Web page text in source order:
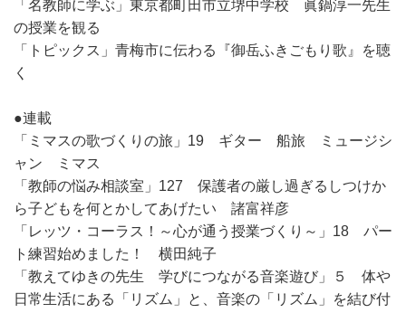
「名教師に学ぶ」東京都町田市立堺中学校 眞鍋淳一先生
の授業を観る
「トピックス」青梅市に伝わる『御岳ふきごもり歌』を聴
く
●連載
「ミマスの歌づくりの旅」19 ギター 船旅 ミュージシ
ャン ミマス
「教師の悩み相談室」127 保護者の厳し過ぎるしつけか
ら子どもを何とかしてあげたい 諸富祥彦
「レッツ・コーラス！～心が通う授業づくり～」18 パー
ト練習始めました！ 横田純子
「教えてゆきの先生 学びにつながる音楽遊び」５ 体や
日常生活にある「リズム」と、音楽の「リズム」を結び付